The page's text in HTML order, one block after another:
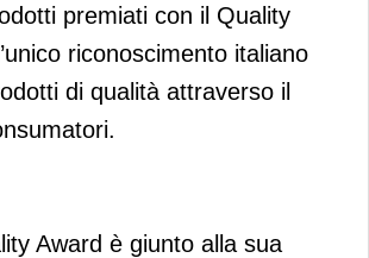
premiati con il Quality
riconoscimento italiano
di qualità attraverso il
Award è giunto alla sua